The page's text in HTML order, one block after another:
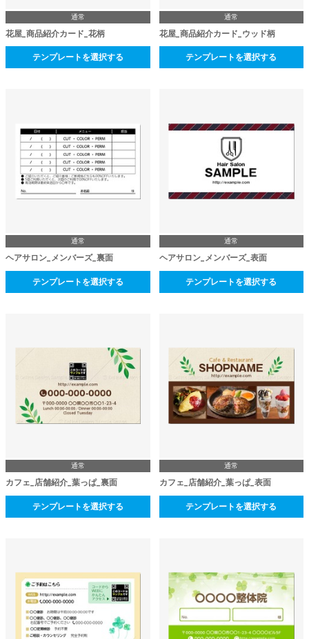
通常
花屋_商品紹介カード_花柄
テンプレートを選択する
通常
花屋_商品紹介カード_ウッド柄
テンプレートを選択する
通常
ヘアサロン_メンバーズ_裏面
テンプレートを選択する
通常
ヘアサロン_メンバーズ_表面
テンプレートを選択する
通常
カフェ_店舗紹介_葉っぱ_裏面
テンプレートを選択する
通常
カフェ_店舗紹介_葉っぱ_表面
テンプレートを選択する